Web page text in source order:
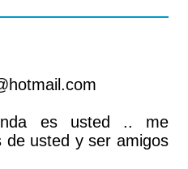
es usted .. me
de usted y ser amigos